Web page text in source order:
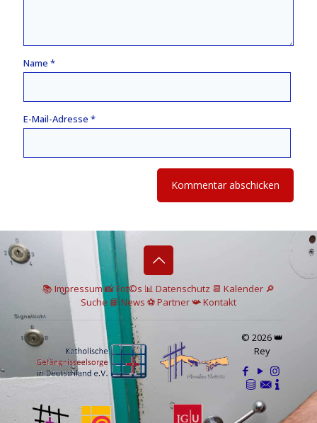
Name *
E-Mail-Adresse *
📚 Impressum📸Fot©s 📊 Datenschutz 📆 Kalender 🔎
Suche 📘 News ⚽Partner📯Kontakt
© 2026 👑
Rey